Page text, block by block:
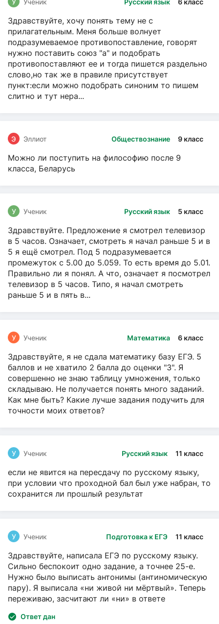
Здравствуйте, хочу понять тему не с
прилагательным. Меня больше волнует
подразумеваемое противопоставление, говорят
нужно поставить союз "а" и подобрать
противопоставляют ее и тогда пишется раздельно
слово,но так же в правиле присутствует
пункт:если можно подобрать синоним то пишем
слитно и тут нера...
Обществознание 9 класс
Э Эллиот
Можно ли поступить на философию после 9
класса, Беларусь
Русский язык 5 класс
У Ученик
Здравствуйте. Предложение я смотрел телевизор
в 5 часов. Означает, смотреть я начал раньше 5 и в
5 я ещё смотрел. Под 5 подразумевается
промежуток с 5.00 до 5.059. То есть время до 5.01.
Правильно ли я понял. А что, означает я посмотрел
телевизор в 5 часов. Типо, я начал смотреть
раньше 5 и в пять в...
Математика 6 класс
У Ученик
Здравствуйте, я не сдала математику базу ЕГЭ. 5
баллов и не хватило 2 балла до оценки "3". Я
совершенно не знаю таблицу умножения, только
складываю. Не получается понять много заданий.
Как мне быть? Какие лучше задания подучить для
точности моих ответов?
Русский язык 11 класс
У Ученик
если не явится на пересдачу по русскому языку,
при условии что проходной бал был уже набран, то
сохранится ли прошлый результат
Подготовка к ЕГЭ 11 класс
У Ученик
Здравствуйте, написала ЕГЭ по русскому языку.
Сильно беспокоит одно задание, а точнее 25-е.
Нужно было выписать антонимы (антиномическую
пару). Я выписала «ни живой ни мёртвый». Теперь
переживаю, засчитают ли «ни» в ответе
Ответ дан